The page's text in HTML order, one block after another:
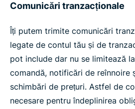
Comunicări tranzacționale
Îți putem trimite comunicări
legate de contul tău și de
pot include dar nu se limitează
comandă, notificări de reînnoire
schimbări de prețuri. Astfel de
necesare pentru îndeplinirea